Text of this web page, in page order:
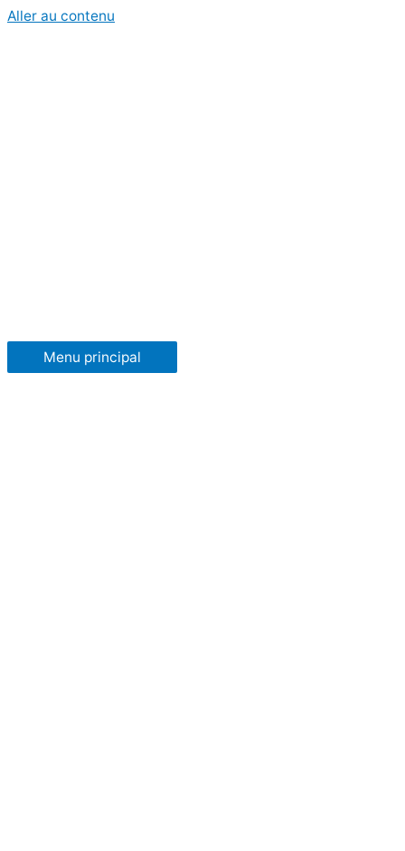
Aller au contenu
Menu principal